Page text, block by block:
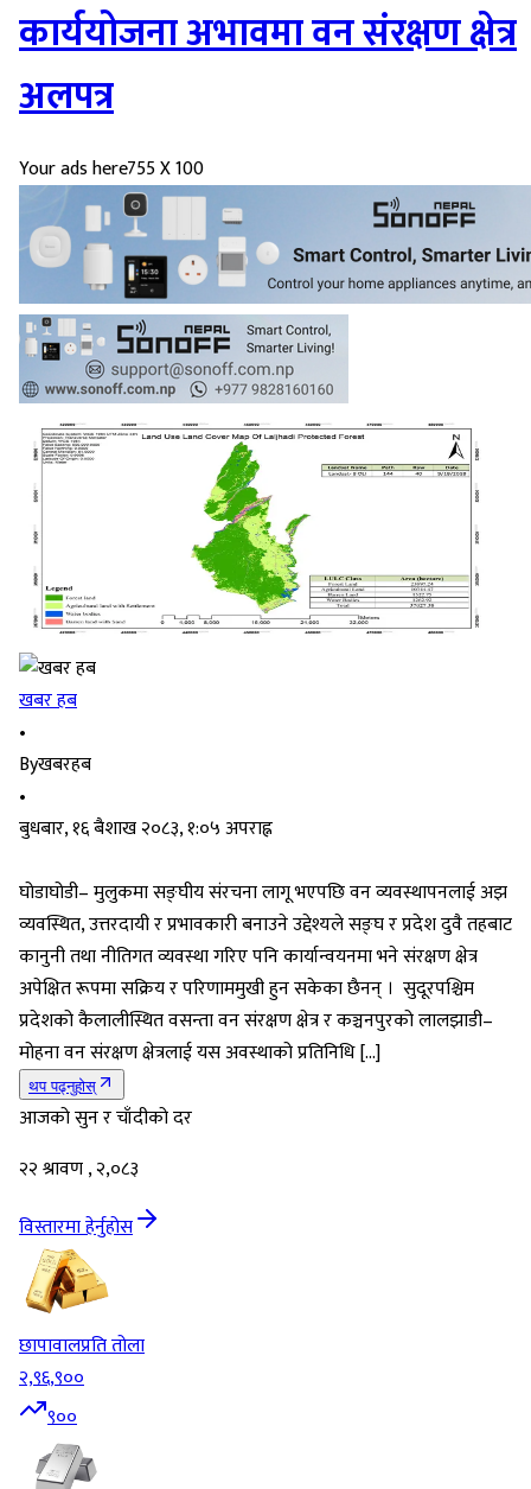
कार्ययोजना अभावमा वन संरक्षण क्षेत्र
अलपत्र
Your ads here755 X 100
खबर हब
•
Byखबरहब
•
बुधबार, १६ बैशाख २०८३, १:०५ अपराह्न
घोडाघोडी– मुलुकमा सङ्घीय संरचना लागू भएपछि वन व्यवस्थापनलाई अझ
व्यवस्थित, उत्तरदायी र प्रभावकारी बनाउने उद्देश्यले सङ्घ र प्रदेश दुवै तहबाट
कानुनी तथा नीतिगत व्यवस्था गरिए पनि कार्यान्वयनमा भने संरक्षण क्षेत्र
अपेक्षित रूपमा सक्रिय र परिणाममुखी हुन सकेका छैनन् । सुदूरपश्चिम
प्रदेशको कैलालीस्थित वसन्ता वन संरक्षण क्षेत्र र कञ्चनपुरको लालझाडी–
मोहना वन संरक्षण क्षेत्रलाई यस अवस्थाको प्रतिनिधि […]
थप पढ्नुहोस्
आजको सुन र चाँदीको दर
२२ श्रावण , २,०८३
विस्तारमा हेर्नुहोस
छापावालप्रति तोला
२,९६,९००
९००